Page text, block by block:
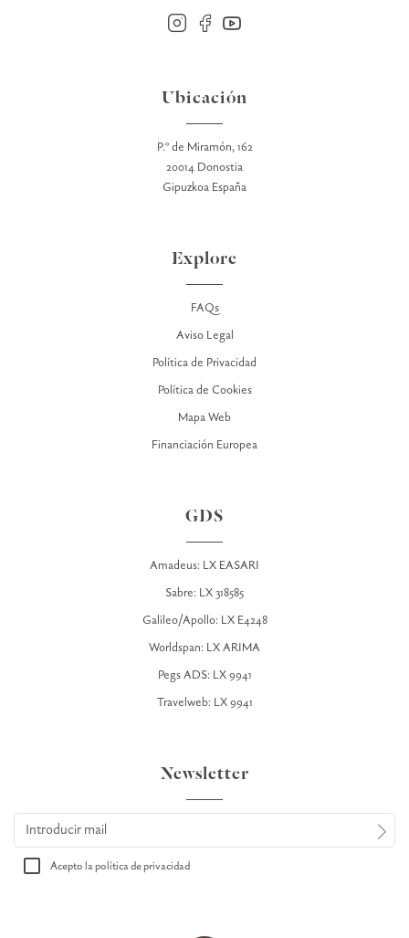
Ubicación
P.º de Miramón, 162
20014 Donostia
Gipuzkoa España
Explore
FAQs
Aviso Legal
Política de Privacidad
Política de Cookies
Mapa Web
Financiación Europea
GDS
Amadeus: LX EASARI
Sabre: LX 318585
Galileo/Apollo: LX E4248
Worldspan: LX ARIMA
Pegs ADS: LX 9941
Travelweb: LX 9941
Newsletter
Acepto lapolítica de privacidad